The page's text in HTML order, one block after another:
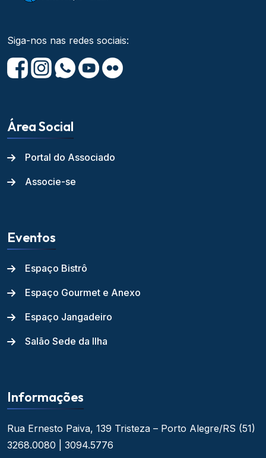
Siga-nos nas redes sociais:
Área Social
Portal do Associado
Associe-se
Eventos
Espaço Bistrô
Espaço Gourmet e Anexo
Espaço Jangadeiro
Salão Sede da Ilha
Informações
Rua Ernesto Paiva, 139 Tristeza – Porto Alegre/RS (51)
3268.0080 | 3094.5776